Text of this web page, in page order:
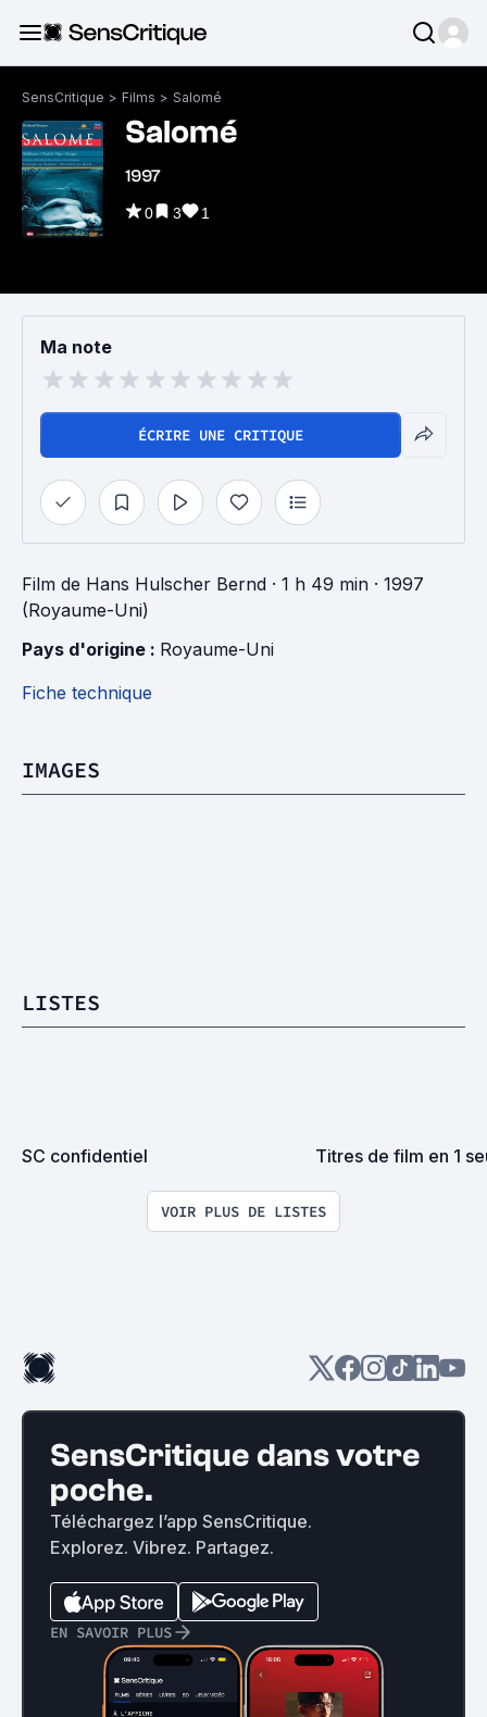
SensCritique > Films > Salomé
Salomé
1997
0 3 1
Ma note
ÉCRIRE UNE CRITIQUE
Film de Hans Hulscher Bernd · 1 h 49 min · 1997
(Royaume-Uni)
Pays d'origine : Royaume-Uni
Fiche technique
IMAGES
LISTES
SC confidentiel Titres de film en 1
VOIR PLUS DE LISTES
SensCritique dans votre
poche.
Téléchargez l’app SensCritique.
Explorez. Vibrez. Partagez.
EN SAVOIR PLUS